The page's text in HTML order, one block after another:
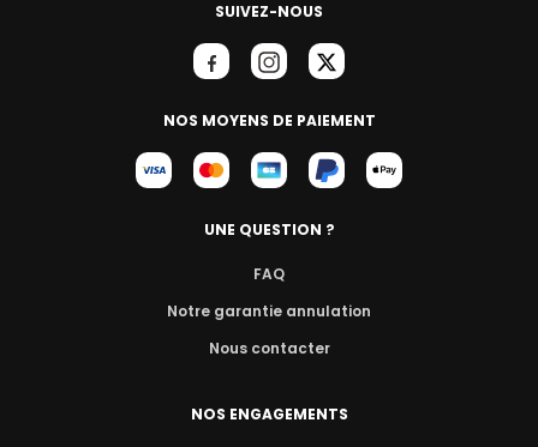
SUIVEZ-NOUS
NOS MOYENS DE PAIEMENT
UNE QUESTION ?
FAQ
Notre garantie annulation
Nous contacter
NOS ENGAGEMENTS